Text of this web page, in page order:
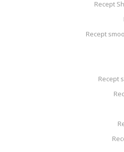
Recept
Recept
Recept